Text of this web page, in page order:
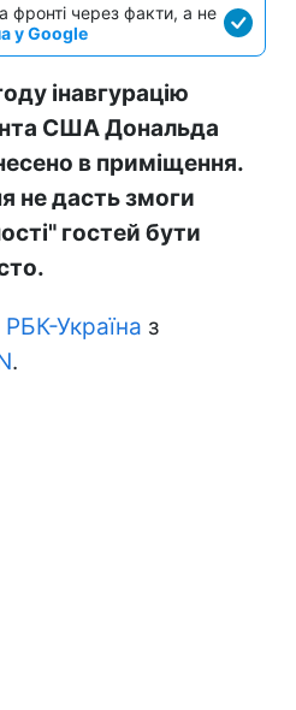
фронті через факти, а не
у Google
інавгурацію
США Дональда
в приміщення.
не дасть змоги
гостей бути
РБК-Україна з
.